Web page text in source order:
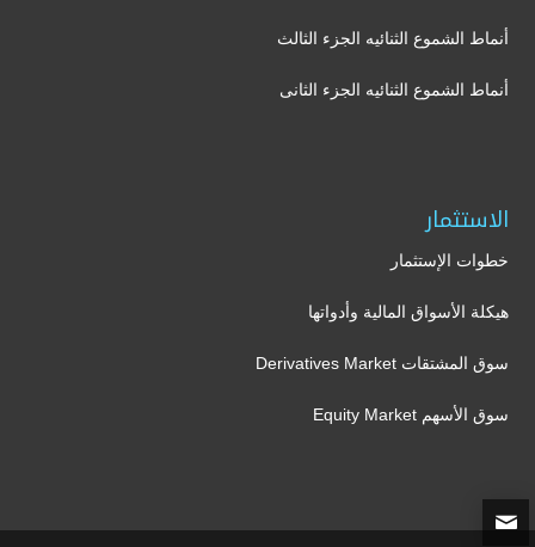
أنماط الشموع الثنائيه الجزء الثالث
أنماط الشموع الثنائيه الجزء الثانى
الاستثمار
خطوات الإستثمار
هيكلة الأسواق المالية وأدواتها
سوق المشتقات Derivatives Market
سوق الأسهم Equity Market